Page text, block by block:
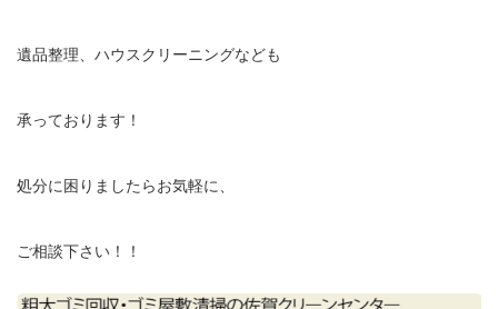
遺品整理、ハウスクリーニングなども
承っております！
処分に困りましたらお気軽に、
ご相談下さい！！